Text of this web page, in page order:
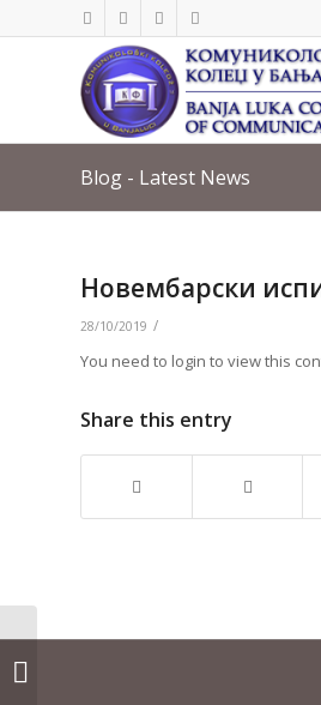
Blog - Latest News
Новембарски
28/10/2019 /
You need to login to view this
Share this entry